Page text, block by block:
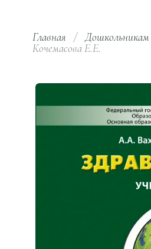
Главная / Дошкольникам
Кочемасова Е.Е.